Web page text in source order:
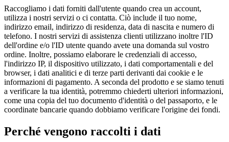
Raccogliamo i dati forniti dall'utente quando crea un account,
utilizza i nostri servizi o ci contatta. Ciò include il tuo nome,
indirizzo email, indirizzo di residenza, data di nascita e numero di
telefono. I nostri servizi di assistenza clienti utilizzano inoltre l'ID
dell'ordine e/o l'ID utente quando avete una domanda sul vostro
ordine. Inoltre, possiamo elaborare le credenziali di accesso,
l'indirizzo IP, il dispositivo utilizzato, i dati comportamentali e del
browser, i dati analitici e di terze parti derivanti dai cookie e le
informazioni di pagamento. A seconda del prodotto e se siamo tenuti
a verificare la tua identità, potremmo chiederti ulteriori informazioni,
come una copia del tuo documento d'identità o del passaporto, e le
coordinate bancarie quando dobbiamo verificare l'origine dei fondi.
Perché vengono raccolti i dati